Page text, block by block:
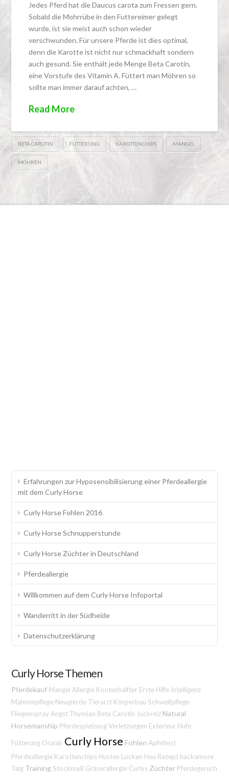
Jedes Pferd hat die Daucus carota zum Fressen gern.
Sobald die Mohrrübe in den Futtereimer gelegt
wurde, ist sie meist auch schon wieder
verschwunden. Für unsere Pferde ist dies optimal,
denn die Karotte ist nicht nur schmackhaft sondern
auch gesund. Sie enthält jede Menge Beta Carotin,
eine Vorstufe des Vitamin A. Füttert man Möhren so
sollte man immer darauf achten, …
Read More
BETA CAROTIN FÜTTERUNG KAROTTENCHIPS MANGEL
MÖHREN
Erfahrungen zur Hyposensibilisierung einer Pferdeallergie
mit dem Curly Horse
Curly Horse Fohlen 2016
Curly Horse Schnupperstunde
Curly Horse Züchter in Deutschland
Pferdeallergie
Willkommen auf dem Curly Horse Infoportal
Wanderritt in der Südheide
Datenschutzerklärung
Curly Horse Themen
Pferdekauf Mangel Allergie Knotenhalfter Erste Hilfe Intelligenz
Mähnenpflege Neugierde Tierarzt Körperbau Schweifpflege
Fliegenspray Angst Thymian Beta Carotin Juckreiz Natural
Horsemanship Pferdespielzeug Verletzungen Exterieur Hufe
Fütterung Oralair Curly Horse Fohlen Apfeltest
Pferdeallergie Karottenchips Husten Locken Heu Rezept hackamore
Talg Training Stockmaß Gräserallergie Curlys Züchter Pferdegeruch